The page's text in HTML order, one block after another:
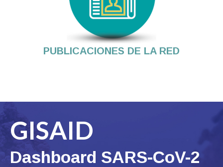
PUBLICACIONES DE LA RED
GISAID
Dashboard SARS-CoV-2